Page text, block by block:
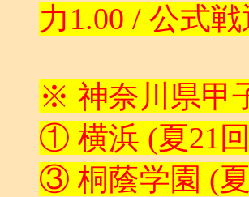
力1.00 / 公式
※ 神奈川県甲
① 横浜 (夏21
③ 桐蔭学園 (